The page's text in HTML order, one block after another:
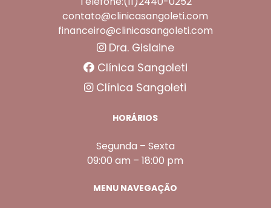
contato@clinicasangoleti.com
financeiro@clinicasangoleti.com
Dra. Gislaine
Clínica Sangoleti
Clínica Sangoleti
HORÁRIOS
Segunda – Sexta
09:00 am – 18:00 pm
MENU NAVEGAÇÃO